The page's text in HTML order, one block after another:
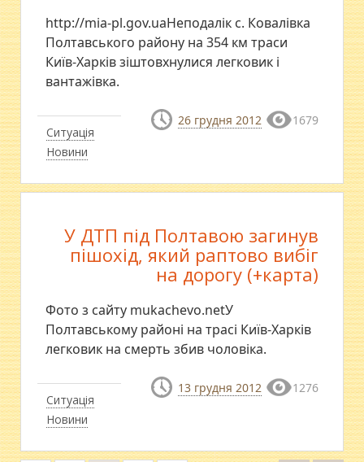
Ситуація
Новини
http://mia-pl.gov.uaНеподалік с. Ковалівка
Полтавського району на 354 км траси
Київ-Харків зіштовхнулися легковик і
вантажівка.
26 грудня 2012 1679
Ситуація
Новини
У ДТП під Полтавою загинув
пішохід, який раптово вибіг
на дорогу (+карта)
Фото з сайту mukachevo.netУ
Полтавському районі на трасі Київ-Харків
легковик на смерть збив чоловіка.
13 грудня 2012 1276